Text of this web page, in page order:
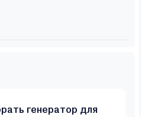
генератор для